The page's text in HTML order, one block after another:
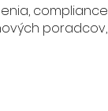
compliance
poradcov,